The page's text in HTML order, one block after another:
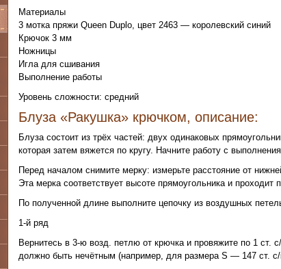
Материалы
3 мотка пряжи Queen Duplo, цвет 2463 — королевский синий
Крючок 3 мм
Ножницы
Игла для сшивания
Выполнение работы
Уровень сложности: средний
Блуза «Ракушка» крючком, описание:
Блуза состоит из трёх частей: двух одинаковых
которая затем вяжется по кругу. Начните работу с
Перед началом снимите мерку: измерьте расстояние от
Эта мерка соответствует высоте прямоугольника и проходит
По полученной длине выполните цепочку из воздушных
1-й ряд
Вернитесь в 3-ю возд. петлю от крючка и провяжите по 1 ст.
должно быть нечётным (например, для размера S — 147 ст. с/